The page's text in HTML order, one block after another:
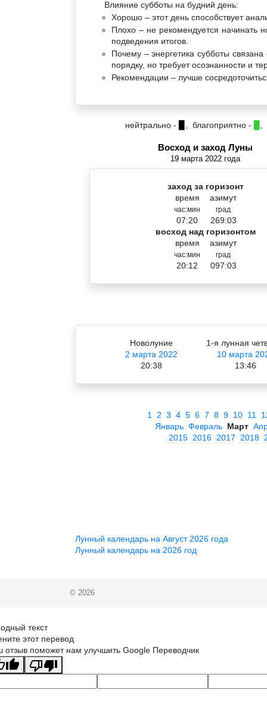
Влияние субботы на будний день:
Хорошо – этот день способствует
Плохо – не рекомендуется начинать
подведения итогов.
Почему – энергетика субботы
порядку, но требует осознанности и
Рекомендации – лучше
нейтрально - , благоприятно -
Восход и заход Луны
19 марта 2022 года
заход за горизонт
время
час:мин
07:20
азимут
град
269:03
восход над горизонтом
время
час:мин
20:12
азимут
град
097:03
Новолуние
2 марта 2022
20:38
1-я лунная
10 марта
13:46
1 2 3 4 5 6 7 8 9 10 11
Январь Февраль Март
2015 2016 2017 2018
Лунный календарь на Август 2026 года
Лунный календарь на 2026 год
© 2026
текст
этот перевод
отзыв поможет нам улучшить Google Переводчик